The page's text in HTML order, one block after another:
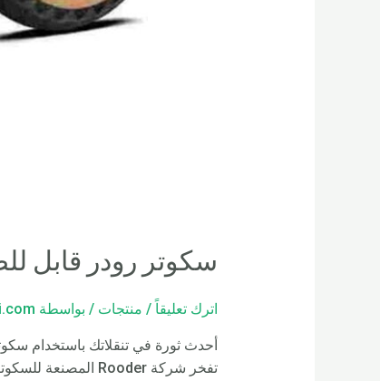
سكوتر رودر قابل
اترك تعليقاً / منتجات / بواسطة
أحدث ثورة في تنقلاتك باستخدام